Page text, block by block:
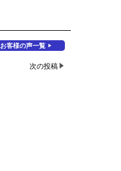
お客様の声一覧
次の投稿